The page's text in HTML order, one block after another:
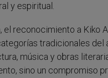
y espiritual.
el reconocimiento a Kiko
tradicionales del
música y obras
sino un compromiso